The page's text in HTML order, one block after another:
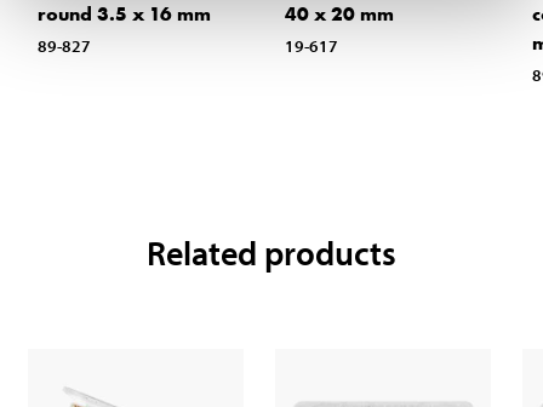
round 3.5 x 16 mm
89-827
40 x 20 mm
19-617
Related products